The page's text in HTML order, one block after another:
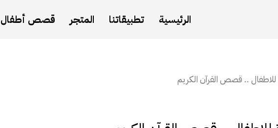
الرئيسية تطبيقاتنا المتجر قصص أطفال
.. قصص القرآن الكريم